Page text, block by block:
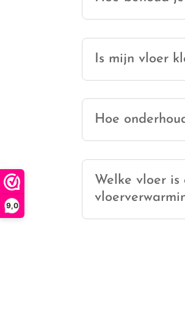
9,0
Is mijn vloer
Hoe
Welke vloer is